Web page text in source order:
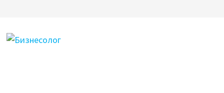
содержимому